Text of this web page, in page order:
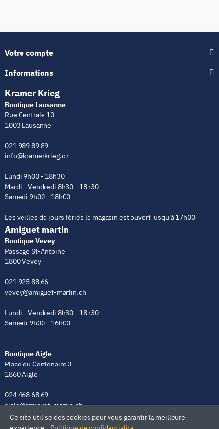
Votre compte
Informations
Kramer Krieg
Boutique Lausanne
Rue Centrale 10
1003 Lausanne
021 989 89 89
info@kramerkrieg.ch
Lundi 9h00 - 18h30
Mardi - Vendredi 8h30 - 18h30
Samedi 9h00 - 18h00
Les veilles de jours fériés le magasin est ouvert jusqu'à 17h00
Amiguet martin
Boutique Vevey
Passage St-Antoine
1800 Vevey
021 925 88 66
vevey@amiguet-martin.ch
Lundi - Vendredi 8h30 - 18h30
Samedi 9h00 - 16h00
Boutique Aigle
Place du Centenaire 3
1860 Aigle
024 468 68 69
aigle@amiguet-martin.ch
Lundi - Vendredi 8h00 - 12h00 | 13h30 - 18h30
Ce site utilise des cookies pour vous garantir la meilleure